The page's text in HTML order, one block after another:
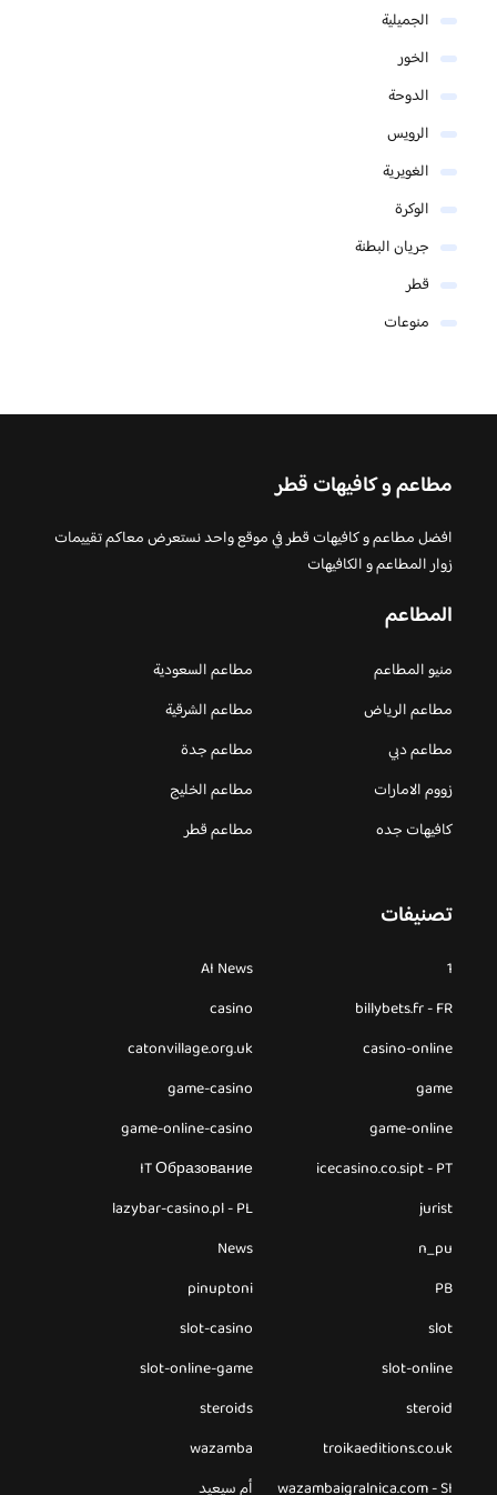
الجميلية
الخور
الدوحة
الرويس
الغويرية
الوكرة
جريان البطنة
قطر
منوعات
مطاعم و كافيهات قطر
افضل مطاعم و كافيهات قطر في موقع واحد نستعرض معاكم تقييمات
زوار المطاعم و الكافيهات
المطاعم
منيو المطاعم
مطاعم السعودية
مطاعم الرياض
مطاعم الشرقية
مطاعم دبي
مطاعم جدة
زووم الامارات
مطاعم الخليج
كافيهات جده
مطاعم قطر
تصنيفات
1
AI News
billybets.fr - FR
casino
casino-online
catonvillage.org.uk
game
game-casino
game-online
game-online-casino
icecasino.co.sipt - PT
IT Образование
jurist
lazybar-casino.pl - PL
n_pu
News
PB
pinuptoni
slot
slot-casino
slot-online
slot-online-game
steroid
steroids
troikaeditions.co.uk
wazamba